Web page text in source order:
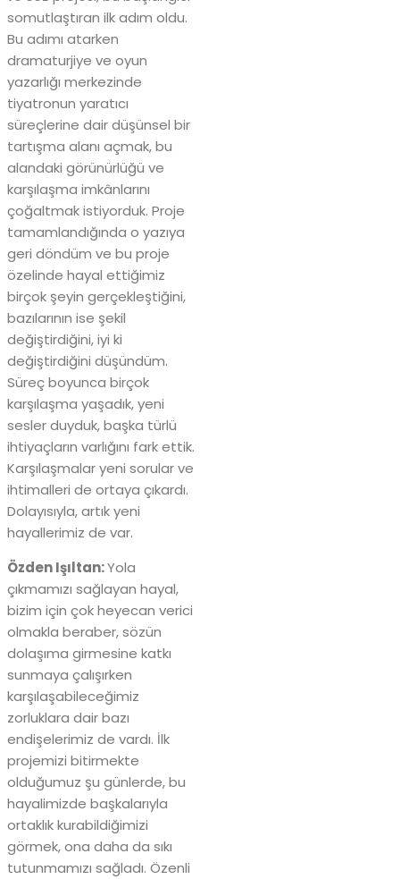
somutlaştıran ilk adım oldu.
Bu adımı atarken
dramaturjiye ve oyun
yazarlığı merkezinde
tiyatronun yaratıcı
süreçlerine dair düşünsel bir
tartışma alanı açmak, bu
alandaki görünürlüğü ve
karşılaşma imkânlarını
çoğaltmak istiyorduk. Proje
tamamlandığında o yazıya
geri döndüm ve bu proje
özelinde hayal ettiğimiz
birçok şeyin gerçekleştiğini,
bazılarının ise şekil
değiştirdiğini, iyi ki
değiştirdiğini düşündüm.
Süreç boyunca birçok
karşılaşma yaşadık, yeni
sesler duyduk, başka türlü
ihtiyaçların varlığını fark ettik.
Karşılaşmalar yeni sorular ve
ihtimalleri de ortaya çıkardı.
Dolayısıyla, artık yeni
hayallerimiz de var.
Özden Işıltan:Yola
çıkmamızı sağlayan hayal,
bizim için çok heyecan verici
olmakla beraber, sözün
dolaşıma girmesine katkı
sunmaya çalışırken
karşılaşabileceğimiz
zorluklara dair bazı
endişelerimiz de vardı. İlk
projemizi bitirmekte
olduğumuz şu günlerde, bu
hayalimizde başkalarıyla
ortaklık kurabildiğimizi
görmek, ona daha da sıkı
tutunmamızı sağladı. Özenli